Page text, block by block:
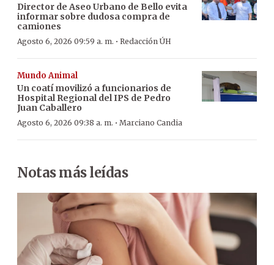
Director de Aseo Urbano de Bello evita
informar sobre dudosa compra de
camiones
Agosto 6, 2026 09:59 a. m. · Redacción ÚH
Mundo Animal
Un coatí movilizó a funcionarios de
Hospital Regional del IPS de Pedro
Juan Caballero
Agosto 6, 2026 09:38 a. m. · Marciano Candia
Notas más leídas